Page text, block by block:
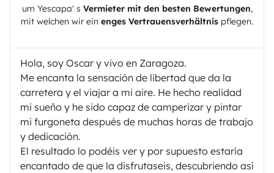
um Yescapa' s Vermieter mit den besten Bewertungen,
mit welchen wir ein enges Vertrauensverhältnis pflegen.
Hola, soy Oscar y vivo en Zaragoza.
Me encanta la sensación de libertad que da la
carretera y el viajar a mi aire. He hecho realidad
mi sueño y he sido capaz de camperizar y pintar
mi furgoneta después de muchas horas de trabajo
y dedicación.
El resultado lo podéis ver y por supuesto estaría
encantado de que la disfrutaseis, descubriendo así